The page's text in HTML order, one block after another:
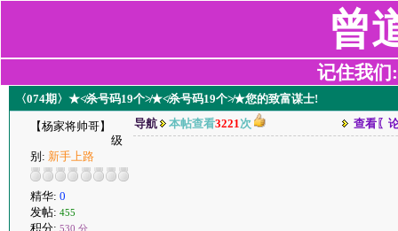
曾
记住我们
〈074期〉★≮杀号码19个≯★≮杀号码19个≯★您的致富谋士!
【杨家将帅哥】
级
别: 新手上路
精华: 0
发帖: 455
积分: 530 分
导航 本帖查看3221次 查看〖